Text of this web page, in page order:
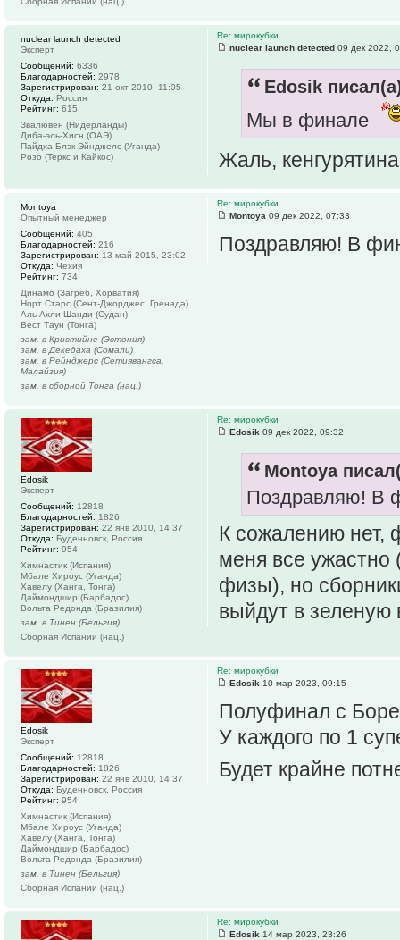
Re: мирокубки
nuclear launch detected 09 дек 2022,
Edosik
Мы в финале
Жаль,
nuclear launch detected
Эксперт
Сообщений: 6336
Благодарностей: 2978
Зарегистрирован: 21 окт 2010, 11:05
Откуда: Россия
Рейтинг: 615
Звалювен (Нидерланды)
Диба-эль-Хисн (ОАЭ)
Пайдха Блэк Эйнджелс (Уганда)
Розо (Теркс и Кайкос)
Re: мирокубки
Montoya 09 дек 2022, 07:33
Поздравляю! В
Montoya
Опытный менеджер
Сообщений: 405
Благодарностей: 216
Зарегистрирован: 13 май 2015, 23:02
Откуда: Чехия
Рейтинг: 734
Динамо (Загреб, Хорватия)
Норт Старс (Сент-Джорджес, Гренада)
Аль-Ахли Шанди (Судан)
Вест Таун (Тонга)
зам. в Кристийне (Эстония)
зам. в Декедаха (Сомали)
зам. в Рейнджерс (Сетиявангса,
Малайзия)
зам. в сборной Тонга (нац.)
Re: мирокубки
Edosik 09 дек 2022, 09:32
Montoya
Поздравляю! В
К сожалению нет,
меня все ужастно
физы), но
выйдут в
Edosik
Эксперт
Сообщений: 12818
Благодарностей: 1826
Зарегистрирован: 22 янв 2010, 14:37
Откуда: Буденновск, Россия
Рейтинг: 954
Химнастик (Испания)
Мбале Хироус (Уганда)
Хавелу (Ханга, Тонга)
Даймондшир (Барбадос)
Вольта Редонда (Бразилия)
зам. в Тинен (Бельгия)
Сборная Испании (нац.)
Re: мирокубки
Edosik 10 мар 2023, 09:15
Полуфинал с
У каждого по 1
Будет крайне
Edosik
Эксперт
Сообщений: 12818
Благодарностей: 1826
Зарегистрирован: 22 янв 2010, 14:37
Откуда: Буденновск, Россия
Рейтинг: 954
Химнастик (Испания)
Мбале Хироус (Уганда)
Хавелу (Ханга, Тонга)
Даймондшир (Барбадос)
Вольта Редонда (Бразилия)
зам. в Тинен (Бельгия)
Сборная Испании (нац.)
Re: мирокубки
Edosik 14 мар 2023, 23:26